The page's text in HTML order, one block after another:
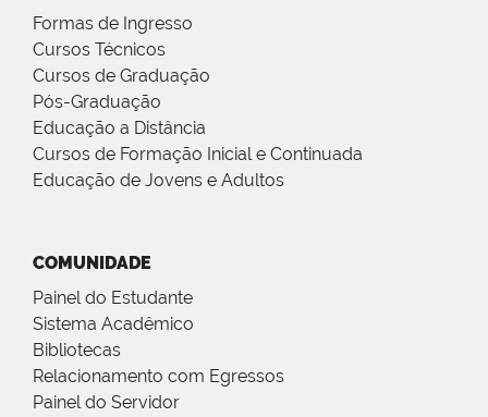
Formas de Ingresso
Cursos Técnicos
Cursos de Graduação
Pós-Graduação
Educação a Distância
Cursos de Formação Inicial e Continuada
Educação de Jovens e Adultos
COMUNIDADE
Painel do Estudante
Sistema Acadêmico
Bibliotecas
Relacionamento com Egressos
Painel do Servidor